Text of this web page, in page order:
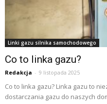
Linki gazu silnika samochodowego
Co to linka gazu?
Redakcja - 9 listopada 2025
Co to linka gazu? Linka gazu to
dostarczania gazu do naszych